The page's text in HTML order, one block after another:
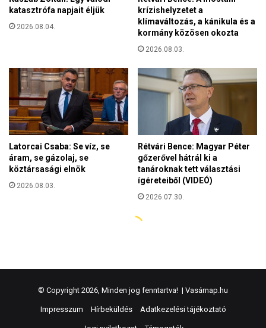
© Copyright 2026, Minden jog fenntartva! | Vasárnap.hu
Impresszum Hírbeküldés Adatkezelési tájékoztató